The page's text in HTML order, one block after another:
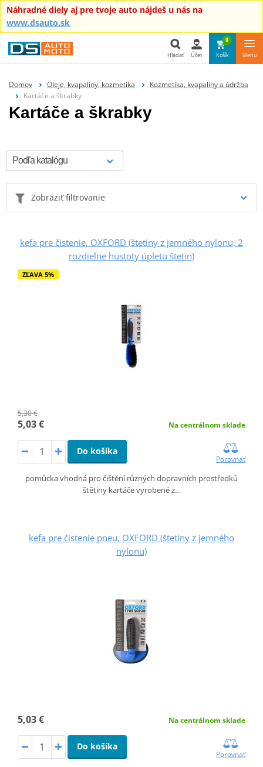
Náhradné diely aj pre tvoje auto nájdeš u nás na
www.dsauto.sk
Hľadať
Hľadať Účet
0
Košík Menu
Domov Oleje, kvapaliny, kozmetika
Kozmetika, kvapaliny a údržba
Kartáče a škrabky
Kartáče a škrabky
Zobraziť filtrovanie
kefa pre čistenie, OXFORD (štetiny z jemného nylonu, 2
rozdielne hustoty úpletu štetín)
ZĽAVA 5%
5,30 €
5,03 € Na centrálnom sklade
Do košíka
Porovnať
pomůcka vhodná pro čištění různých dopravních prostředků
štětiny kartáče vyrobené z…
kefa pre čistenie pneu, OXFORD (štetiny z jemného
nylonu)
5,03 € Na centrálnom sklade
Do košíka
Porovnať